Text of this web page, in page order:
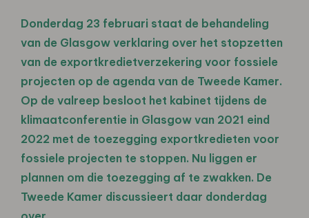
Donderdag 23 februari staat de behandeling
van de Glasgow verklaring over het stopzetten
van de exportkredietverzekering voor fossiele
projecten op de agenda van de Tweede Kamer.
Op de valreep besloot het kabinet tijdens de
klimaatconferentie in Glasgow van 2021 eind
2022 met de toezegging exportkredieten voor
fossiele projecten te stoppen. Nu liggen er
plannen om die toezegging af te zwakken. De
Tweede Kamer discussieert daar donderdag